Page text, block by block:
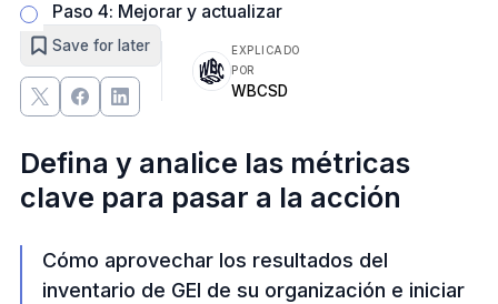
Paso 4: Mejorar y actualizar
Save for later
EXPLICADO
POR
WBCSD
Defina y analice las métricas
clave para pasar a la acción
Cómo aprovechar los resultados del
inventario de GEI de su organización e iniciar